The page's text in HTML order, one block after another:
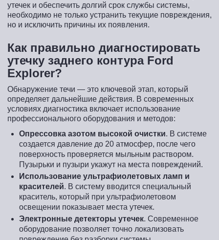
утечек и обеспечить долгий срок службы системы,
необходимо не только устранить текущие повреждения,
но и исключить причины их появления.
Как правильно диагностировать
утечку заднего контура Ford
Explorer?
Обнаружение течи — это ключевой этап, который
определяет дальнейшие действия. В современных
условиях диагностика включает использование
профессионального оборудования и методов:
Опрессовка азотом высокой очистки. В системе
создается давление до 20 атмосфер, после чего
поверхность проверяется мыльным раствором.
Пузырьки и пузыри укажут на места повреждений.
Использование ультрафиолетовых ламп и
красителей. В систему вводится специальный
краситель, который при ультрафиолетовом
освещении показывает места утечек.
Электронные детекторы утечек. Современное
оборудование позволяет точно локализовать